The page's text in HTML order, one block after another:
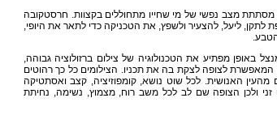
מסתתת מצב נפשי של מי שחייו מתחוללים בקצוות. חרסטקובה
ליעל, להצעיר ולשפץ, את הטכניקה כדי לתאר את היופי,
באופן מפתיע את הטכנולוגיה של צילום ברזולוציה גבוהה,
המאפשרת לצופה לצקת בה את תכניו. הצילומים כל כך רהוטים
האנושית. לכל שוט נושא, קומפוזיציה, קצב ואסתטיקה
ולכן הצופה שם לב לכל משב רוח, מצמוץ, נשימה, נחיתת